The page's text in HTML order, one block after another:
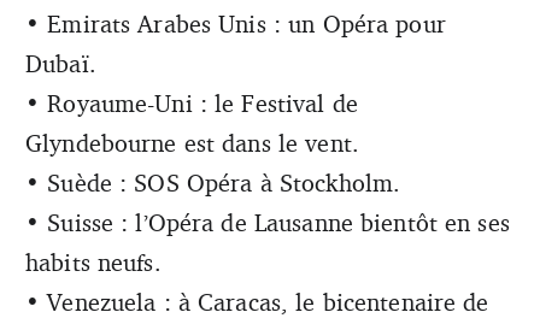
• Emirats Arabes Unis : un Opéra pour
Dubaï.
• Royaume-Uni : le Festival de
Glyndebourne est dans le vent.
• Suède : SOS Opéra à Stockholm.
• Suisse : l’Opéra de Lausanne bientôt en ses
habits neufs.
• Venezuela : à Caracas, le bicentenaire de